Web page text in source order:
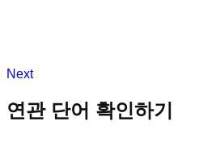
Next
연관 단어 확인하기